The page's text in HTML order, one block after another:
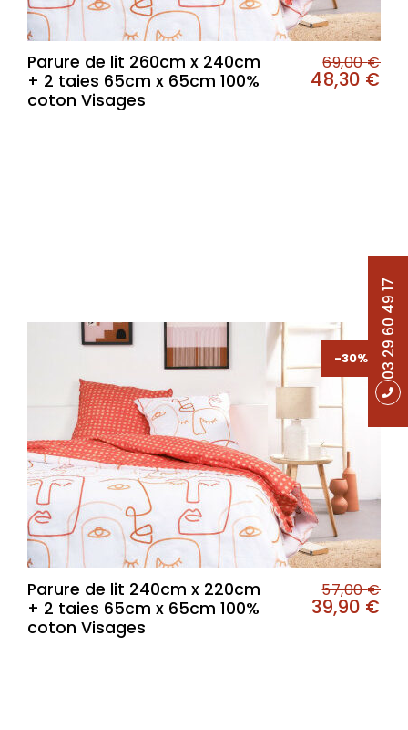
03 29 60 49 17
Parure de lit 260cm x 240cm
+ 2 taies 65cm x 65cm 100%
coton Visages
69,00€
48,30 €
-30%
-30%
Parure de lit 240cm x 220cm
+ 2 taies 65cm x 65cm 100%
coton Visages
57,00€
39,90 €